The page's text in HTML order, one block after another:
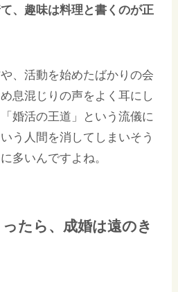
、趣味は料理と書くのが正
、活動を始めたばかりの会
息混じりの声をよく耳にし
婚活の王道」という流儀に
う人間を消してしまいそう
多いんですよね。
たら、成婚は遠のき